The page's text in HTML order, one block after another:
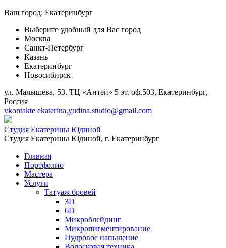
Ваш город: Екатеринбург
Выберите удобный для Вас город
Москва
Санкт-Петербург
Казань
Екатеринбург
Новосибирск
ул. Малышева, 53. ТЦ «Антей» 5 эт. оф.503, Екатеринбург,
Россия
vkontakte ekaterina.yudina.studio@gmail.com
Студия Екатерины Юдиной
Студия Екатерины Юдиной, г. Екатеринбург
Главная
Портфолио
Мастера
Услуги
Татуаж бровей
3D
6D
Микроблейдинг
Микропигментирование
Пудровое напыление